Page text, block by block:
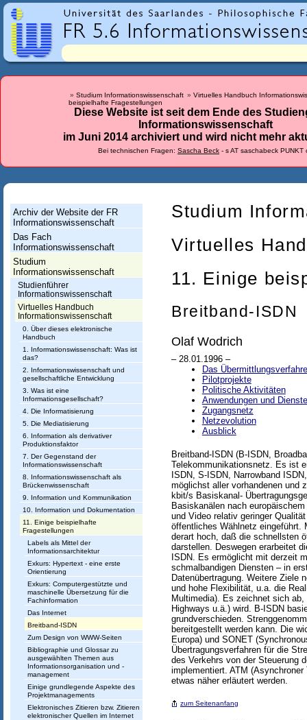
r
l
a
n
F
c
h
r
i
c
h
n
o
m
Studium Informationswissenschaft
Virtuelles Handbuch
beispielhafte Fragestellungen
Diese Website ist seit dem Ende des
Informationswissenschaft
im Juni 2014 archiviert und wird nicht mehr
Bei technischen Fragen: Sascha Beck - s AT saschabeck PUNKT
Archiv der Website der FR
Informationswissenschaft
Das Fach
Informationswissenschaft
Studium
Informationswissenschaft
Studienführer
Informationswissenschaft
Virtuelles Handbuch
Informationswissenschaft
0. Über dieses elektronische
Handbuch
1. Informationswissenschaft: Was ist
das?
2. Informationswissenschaft und
gesellschaftliche Entwicklung
3. Was ist eine
Informationsgesellschaft?
4. Die Informatisierung
5. Die Mediatisierung
6. Information als derivativer
Produktionsfaktor
7. Der Gegenstand der
Informationswissenschaft
8. Informationswissenschaft als
Brückenwissenschaft
9. Information und Kommunikation
10. Information und Dokumentation
11. Einige beispielhafte
Fragestellungen
Labels als Mittel der
Informationsarchitektur
Exkurs: Hypertext - eine erste
Orientierung
Exkurs: Computergestützte und
maschinelle Übersetzung für die
Fachinformation
Das Internet
Breitband-ISDN
Zum Design von WWW-Seiten
Bibliographie und Glossar zu
ausgewählten Themen aus
Informationsorganisation und -
management
Einige grundlegende Aspekte des
Projektmanagements
Elektronisches Zitieren bzw. Zitieren
elektronischer Quellen im Internet
Studium
Virtuelles
11. Einige
Breitband-ISDN
Olaf Wodrich
– 28.01.1996 –
Das
Pilotprojekte
Politische Aktivitäten
Anwendungen und Dienste
Zugangsnetz
Netzevolution
Ausblick
Breitband-ISDN (B-ISDN,
Telekommunikationsnetz. Es ist
ISDN, S-ISDN, Narrowband
möglichst aller vorhandenen und
kbit/s Basiskanal-
Basiskanälen nach
und Video relativ geringer
öffentliches Wählnetz eingeführt.
derart hoch, daß die schnellsten
darstellen. Deswegen erarbeitet
ISDN. Es ermöglicht mit derzeit
schmalbandigen Diensten – in
Datenübertragung. Weitere Ziele
und hohe Flexibilität, u.a. die
Multimedia). Es zeichnet sich
Highways u.ä.) wird. B-ISDN
grundverschieden.
bereitgestellt werden kann. Die
Europa) und SONET
Übertragungsverfahren für die
des Verkehrs von der Steuerung
implementiert. ATM
etwas näher erläutert werden.
zum Seitenanfang